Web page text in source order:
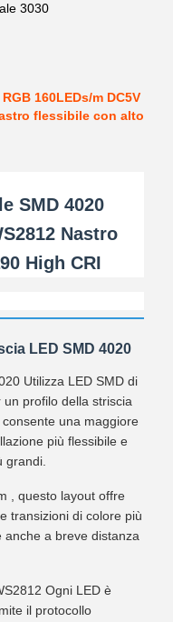
3030
160LEDs/m DC5V
flessibile con alto
SMD 4020
Nastro
High CRI
LED SMD 4020
Utilizza LED SMD di
profilo della striscia
una maggiore
più flessibile e
grandi.
, questo layout offre
transizioni di colore più
a breve distanza
Ogni LED è
il protocollo